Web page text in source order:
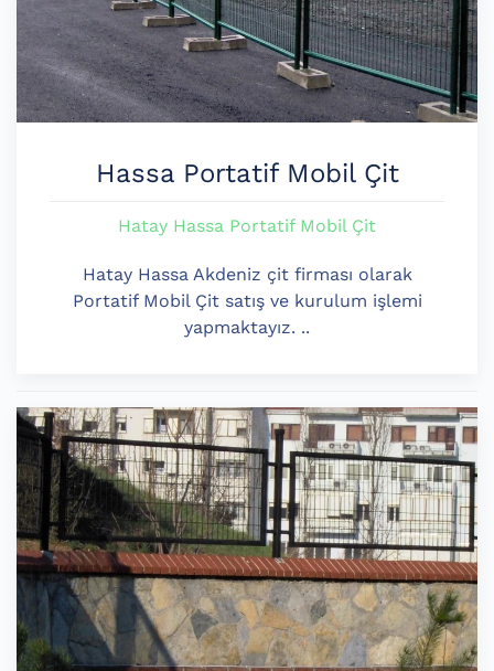
Hassa Portatif Mobil Çit
Hatay Hassa Portatif Mobil Çit
Hatay Hassa Akdeniz çit firması olarak
Portatif Mobil Çit satış ve kurulum işlemi
yapmaktayız. ..